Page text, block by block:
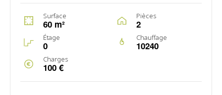
Surface
60 m²
Pièces
2
Étage
0
Chauffage
10240
Charges
100 €